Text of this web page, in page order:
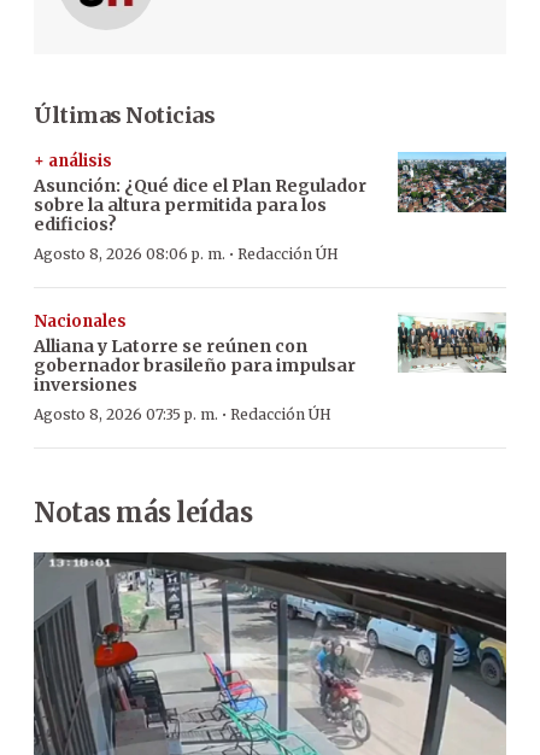
Últimas Noticias
+ análisis
Asunción: ¿Qué dice el Plan Regulador
sobre la altura permitida para los
edificios?
Agosto 8, 2026 08:06 p. m. · Redacción ÚH
Nacionales
Alliana y Latorre se reúnen con
gobernador brasileño para impulsar
inversiones
Agosto 8, 2026 07:35 p. m. · Redacción ÚH
Notas más leídas